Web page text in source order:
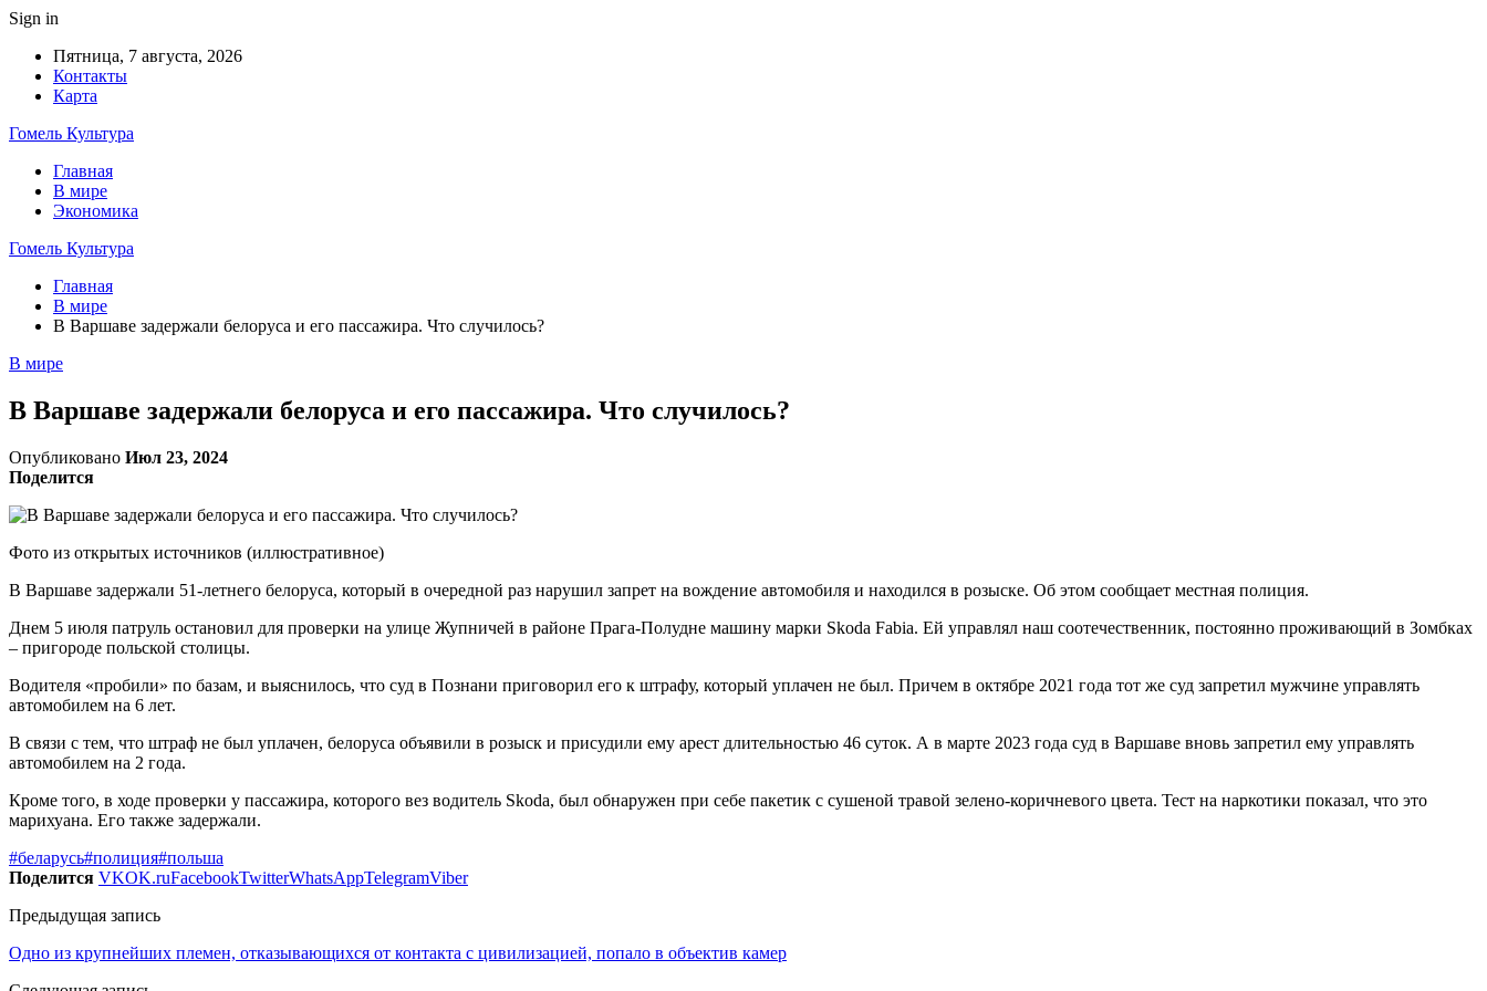
Sign in
Пятница, 7 августа, 2026
Контакты
Карта
Гомель Культура
Главная
В мире
Экономика
Гомель Культура
Главная
В мире
В Варшаве задержали белоруса и его пассажира. Что случилось?
В мире
В Варшаве задержали белоруса и его пассажира. Что случилось?
Опубликовано Июл 23, 2024
Поделится
Фото из открытых источников (иллюстративное)
В Варшаве задержали 51-летнего белоруса, который в очередной раз нарушил запрет на вождение автомобиля и находился в розыске. Об этом сообщает местная полиция.
Днем 5 июля патруль остановил для проверки на улице Жупничей в районе Прага-Полудне машину марки Skoda Fabia. Ей управлял наш соотечественник, постоянно проживающий в Зомбках
– пригороде польской столицы.
Водителя «пробили» по базам, и выяснилось, что суд в Познани приговорил его к штрафу, который уплачен не был. Причем в октябре 2021 года тот же суд запретил мужчине управлять
автомобилем на 6 лет.
В связи с тем, что штраф не был уплачен, белоруса объявили в розыск и присудили ему арест длительностью 46 суток. А в марте 2023 года суд в Варшаве вновь запретил ему управлять
автомобилем на 2 года.
Кроме того, в ходе проверки у пассажира, которого вез водитель Skoda, был обнаружен при себе пакетик с сушеной травой зелено-коричневого цвета. Тест на наркотики показал, что это
марихуана. Его также задержали.
#беларусь#полиция#польша
Поделится VKOK.ruFacebookTwitterWhatsAppTelegramViber
Предыдущая запись
Одно из крупнейших племен, отказывающихся от контакта с цивилизацией, попало в объектив камер